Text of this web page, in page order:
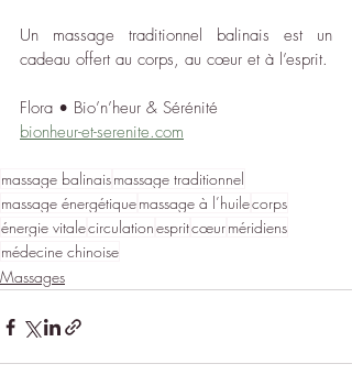
Un massage traditionnel balinais est un
cadeau offert au corps, au cœur et à l’esprit.
Flora • Bio’n’heur & Sérénité
bionheur-et-serenite.com
massage balinaismassage traditionnel
massage énergétiquemassage à l’huilecorps
énergie vitalecirculationespritcœurméridiens
médecine chinoise
Massages